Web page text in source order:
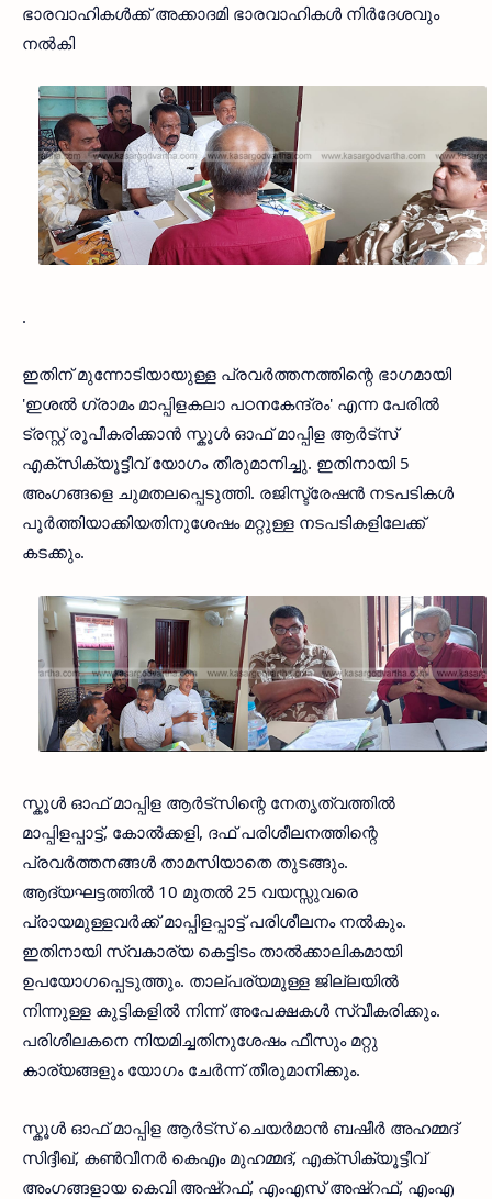
ഭാരവാഹികൾക്ക് അക്കാദമി ഭാരവാഹികൾ നിർദേശവും
നൽകി
.
ഇതിന് മുന്നോടിയായുള്ള പ്രവർത്തനത്തിന്റെ ഭാഗമായി
'ഇശൽ ഗ്രാമം മാപ്പിളകലാ പഠനകേന്ദ്രം' എന്ന പേരിൽ
ട്രസ്റ്റ് രൂപീകരിക്കാൻ സ്കൂൾ ഓഫ് മാപ്പിള ആർട്സ്
എക്സിക്യൂട്ടീവ് യോഗം തീരുമാനിച്ചു. ഇതിനായി 5
അംഗങ്ങളെ ചുമതലപ്പെടുത്തി. രജിസ്ട്രേഷൻ നടപടികൾ
പൂർത്തിയാക്കിയതിനുശേഷം മറ്റുള്ള നടപടികളിലേക്ക്
കടക്കും.
സ്കൂൾ ഓഫ് മാപ്പിള ആർട്സിന്റെ നേതൃത്വത്തിൽ
മാപ്പിളപ്പാട്ട്, കോൽക്കളി, ദഫ് പരിശീലനത്തിന്റെ
പ്രവർത്തനങ്ങൾ താമസിയാതെ തുടങ്ങും.
ആദ്യഘട്ടത്തിൽ 10 മുതൽ 25 വയസ്സുവരെ
പ്രായമുള്ളവർക്ക് മാപ്പിളപ്പാട്ട് പരിശീലനം നൽകും.
ഇതിനായി സ്വകാര്യ കെട്ടിടം താൽക്കാലികമായി
ഉപയോഗപ്പെടുത്തും. താല്പര്യമുള്ള ജില്ലയിൽ
നിന്നുള്ള കുട്ടികളിൽ നിന്ന് അപേക്ഷകൾ സ്വീകരിക്കും.
പരിശീലകനെ നിയമിച്ചതിനുശേഷം ഫീസും മറ്റു
കാര്യങ്ങളും യോഗം ചേർന്ന് തീരുമാനിക്കും.
സ്കൂൾ ഓഫ് മാപ്പിള ആർട്സ് ചെയർമാൻ ബഷീർ അഹമ്മദ്
സിദ്ദീഖ്, കൺവീനർ കെഎം മുഹമ്മദ്, എക്സിക്യൂട്ടീവ്
അംഗങ്ങളായ കെവി അഷ്റഫ്, എംഎസ് അഷ്റഫ്, എംഎ